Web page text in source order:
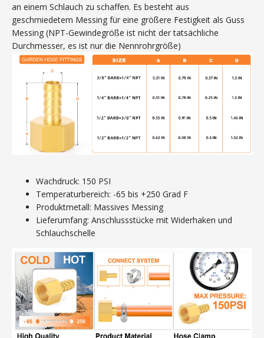
an einem Schlauch zu schaffen. Es besteht aus
geschmiedetem Messing für eine größere Festigkeit als Guss
Messing (NPT-Gewindegröße ist nicht der tatsächliche
Durchmesser, es ist nur die Nennrohrgröße)
Wachdruck: 150 PSI
Temperaturbereich: -65 bis +250 Grad F
Produktmetall: Massives Messing
Lieferumfang: Anschlussstücke mit Widerhaken und
Schlauchschelle